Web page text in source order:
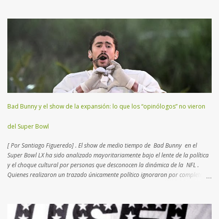
al football como un deporte de contacto . Si bien es cierto, hay
características más atractivas para detallar. Esta disciplina es un “ ajedrez
humano ”, como el que practicaban los reyes en la edad media con actores
reales en un campo abierto. En lugar de 16 piezas, hay dos equipos de 11
jugadores que se disputan el terreno, donde cada uno deberá transitar
yardas para anotar puntos, trasladando o pateando un balón ovalado. El
Super Bowl (o Super Tazón) es la final del campeonato mundial...
Bad Bunny y el show de la expansión: lo que los “opinólogos” no vieron
del Super Bowl
[ Por Santiago Figueredo] . El show de medio tiempo de Bad Bunny en el
Super Bowl LX ha sido analizado mayoritariamente bajo el lente de la política
y el choque cultural por personas que desconocen la dinámica de la NFL .
Quienes realizaron un trazado únicamente político ignoraron por completo el
para quienes conocemos el deporte fue un movimiento de mercado calculado
hacia los nuevos negocios . Los periodistas que seguimos la NFL desde